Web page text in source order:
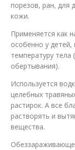
порезов, ран, для
кожи.
Применяется как
особенно у
температуру тела
обертывания).
Используется
целебных
растирок. А все
растворять и
вещества.